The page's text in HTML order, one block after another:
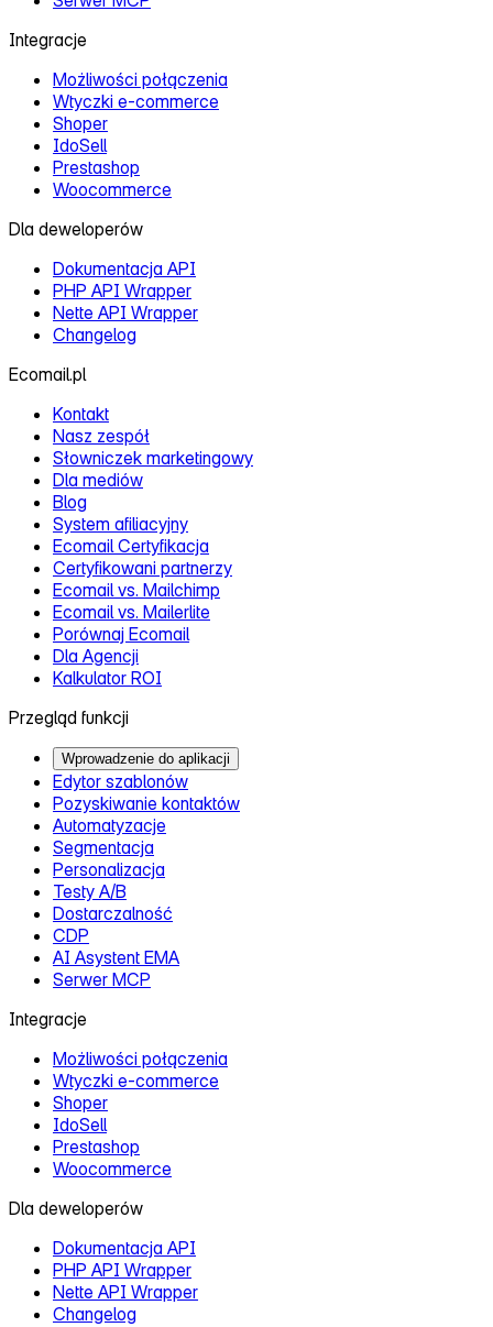
Integracje
Możliwości połączenia
Wtyczki e‑commerce
Shoper
IdoSell
Prestashop
Woocommerce
Dla deweloperów
Dokumentacja API
PHP API Wrapper
Nette API Wrapper
Changelog
Ecomail.pl
Kontakt
Nasz zespół
Słowniczek marketingowy
Dla mediów
Blog
System afiliacyjny
Ecomail Certyfikacja
Certyfikowani partnerzy
Ecomail vs. Mailchimp
Ecomail vs. Mailerlite
Porównaj Ecomail
Dla Agencji
Kalkulator ROI
Przegląd funkcji
Wprowadzenie do aplikacji
Edytor szablonów
Pozyskiwanie kontaktów
Automatyzacje
Segmentacja
Personalizacja
Testy A/B
Dostarczalność
CDP
AI Asystent EMA
Serwer MCP
Integracje
Możliwości połączenia
Wtyczki e‑commerce
Shoper
IdoSell
Prestashop
Woocommerce
Dla deweloperów
Dokumentacja API
PHP API Wrapper
Nette API Wrapper
Changelog